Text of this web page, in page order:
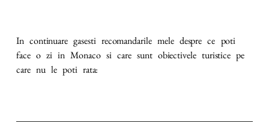
In continuare gasesti recomandarile mele despre ce poti
face o zi in Monaco si care sunt obiectivele turistice pe
care nu le poti rata: